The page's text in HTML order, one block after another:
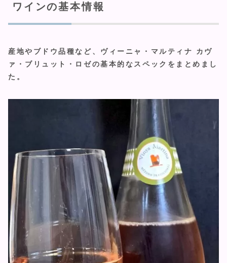
ワインの基本情報
産地やブドウ品種など、ヴィーニャ・マルティナ カヴ
ァ・ブリュット・ロゼの基本的なスペックをまとめまし
た。